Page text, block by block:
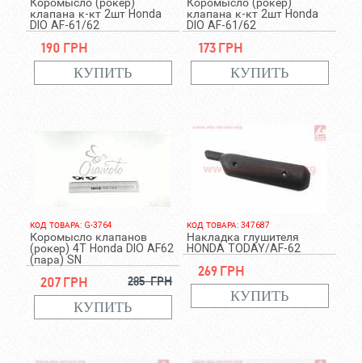
клапана к-кт 2шт Honda
DIO AF-61/62
190 грн
клапана к-кт 2шт Honda
DIO AF-61/62
173 грн
КОД ТОВАРА: G-3764
Коромысло клапанов
(рокер) 4T Honda DIO AF62
(пара) SN
207 грн 285 грн
КОД ТОВАРА: 347687
Накладка глушителя
HONDA TODAY/AF-62
269 грн